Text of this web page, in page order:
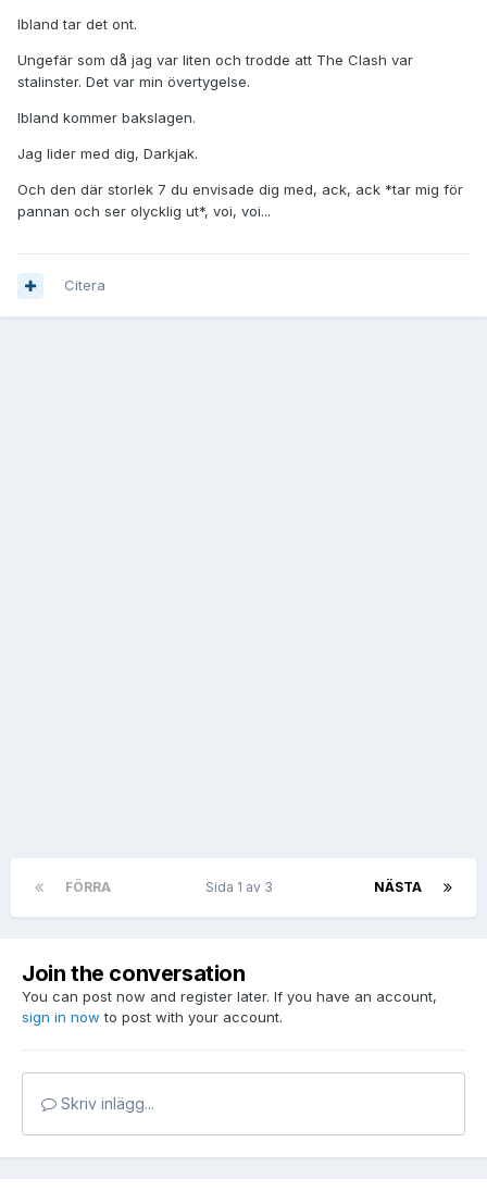
Ibland tar det ont.
Ungefär som då jag var liten och trodde att The Clash var
stalinster. Det var min övertygelse.
Ibland kommer bakslagen.
Jag lider med dig, Darkjak.
Och den där storlek 7 du envisade dig med, ack, ack *tar mig för
pannan och ser olycklig ut*, voi, voi...
Citera
FÖRRA NÄSTA
Sida 1 av 3
Join the conversation
You can post now and register later. If you have an account,
sign in now to post with your account.
Skriv inlägg...